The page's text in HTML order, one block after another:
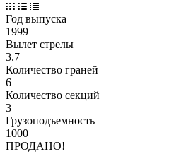
Год выпуска
1999
Вылет стрелы
3.7
Количество граней
6
Количество секций
3
Грузоподъемность
1000
ПРОДАНО!